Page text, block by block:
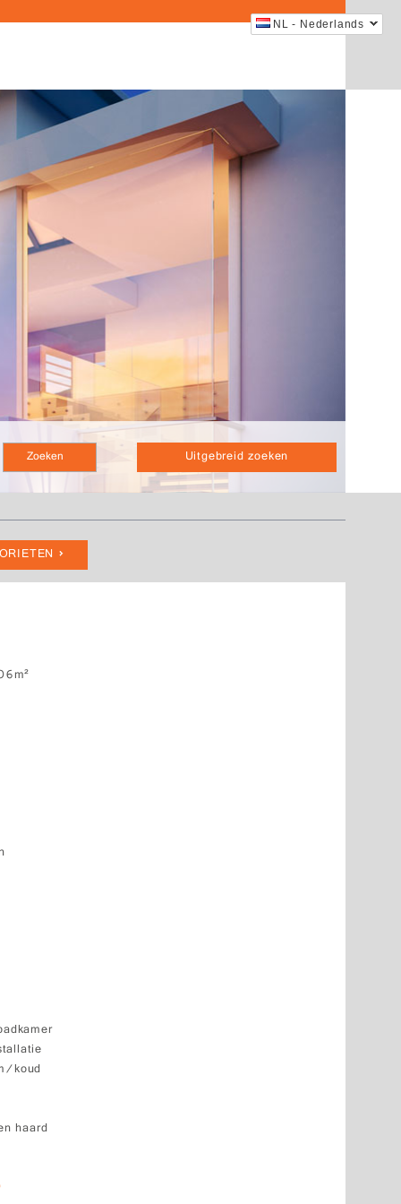
NL - Nederlands
Uitgebreid zoeken
koud
haard